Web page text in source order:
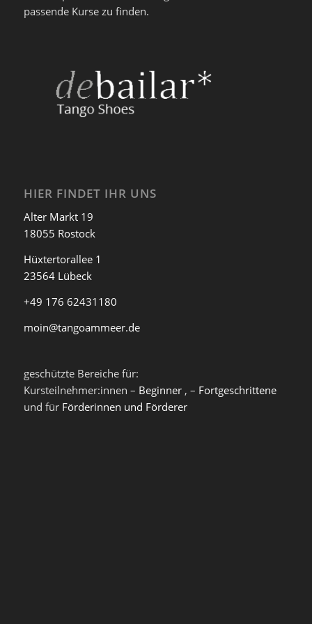
passende Kurse zu finden.
HIER FINDET IHR UNS
Alter Markt 19
18055 Rostock
Hüxtertorallee 1
23564 Lübeck
+49 176 62431180
moin@tangoammeer.de
geschützte Bereiche für:
Kursteilnehmer:innen – Beginner, – Fortgeschrittene
und für Förderinnen und Förderer